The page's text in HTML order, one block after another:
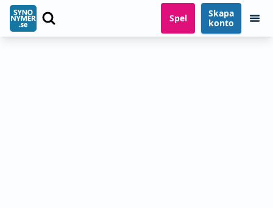
Spel
Skapa
konto